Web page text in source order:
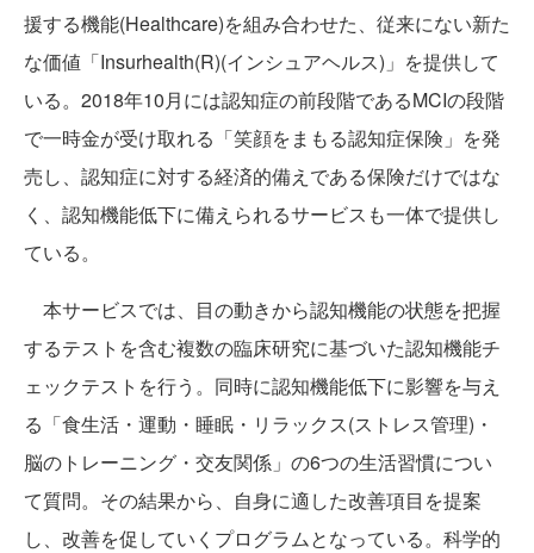
援する機能(Healthcare)を組み合わせた、従来にない新た
な価値「Insurhealth(R)(インシュアヘルス)」を提供して
いる。2018年10月には認知症の前段階であるMCIの段階
で一時金が受け取れる「笑顔をまもる認知症保険」を発
売し、認知症に対する経済的備えである保険だけではな
く、認知機能低下に備えられるサービスも一体で提供し
ている。
本サービスでは、目の動きから認知機能の状態を把握
するテストを含む複数の臨床研究に基づいた認知機能チ
ェックテストを行う。同時に認知機能低下に影響を与え
る「食生活・運動・睡眠・リラックス(ストレス管理)・
脳のトレーニング・交友関係」の6つの生活習慣につい
て質問。その結果から、自身に適した改善項目を提案
し、改善を促していくプログラムとなっている。科学的